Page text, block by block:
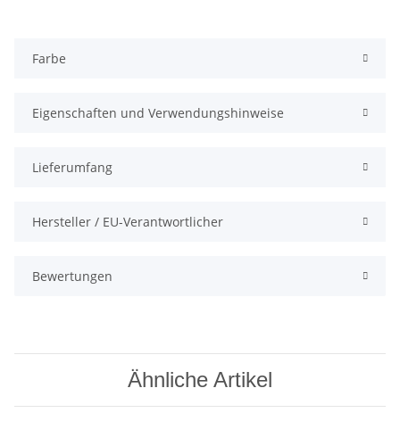
Farbe
Eigenschaften und Verwendungshinweise
Lieferumfang
Hersteller / EU-Verantwortlicher
Bewertungen
Ähnliche Artikel